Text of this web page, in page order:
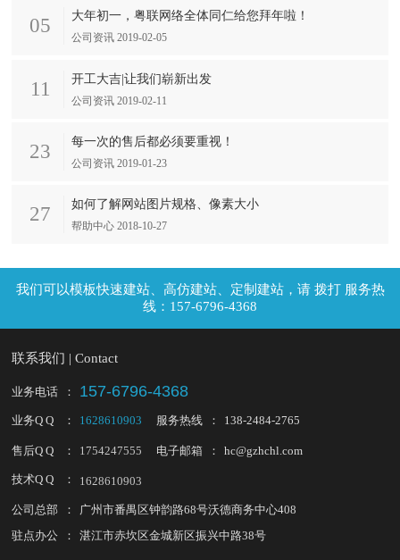
05 大年初一，粤联网络全体同仁给您拜年啦！
公司资讯 2019-02-05
11 开工大吉|让我们崭新出发
公司资讯 2019-02-11
23 每一次的售后都必须要重视！
公司资讯 2019-01-23
27 如何了解网站图片规格、像素大小
帮助中心 2018-10-27
拨打 服务热
线：157-6796-4368
联系我们 | Contact
业务电话 ： 157-6796-4368
业务Q Q ： 1628610903 服务热线 ： 138-2484-2765
售后Q Q ： 1754247555 电子邮箱 ： hc@gzhchl.com
技术Q Q ： 1628610903
公司总部 ：
广州市番禺区钟韵路68号沃德商务中心408
驻点办公
： 湛江市赤坎区金城新区振兴中路38号